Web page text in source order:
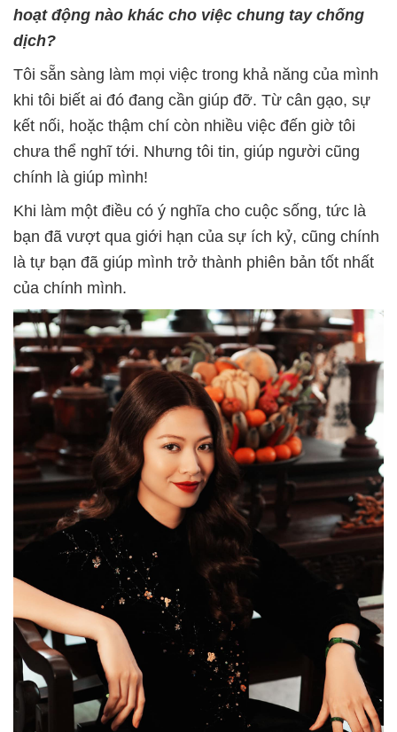
hoạt động nào khác cho việc chung tay chống
dịch?
Tôi sẵn sàng làm mọi việc trong khả năng của mình
khi tôi biết ai đó đang cần giúp đỡ. Từ cân gạo, sự
kết nối, hoặc thậm chí còn nhiều việc đến giờ tôi
chưa thể nghĩ tới. Nhưng tôi tin, giúp người cũng
chính là giúp mình!
Khi làm một điều có ý nghĩa cho cuộc sống, tức là
bạn đã vượt qua giới hạn của sự ích kỷ, cũng chính
là tự bạn đã giúp mình trở thành phiên bản tốt nhất
của chính mình.